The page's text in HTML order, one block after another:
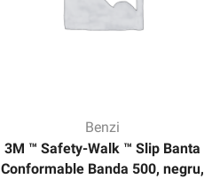
Benzi
3M ™ Safety-Walk ™ Slip Banta
Conformable Banda 500, negru,